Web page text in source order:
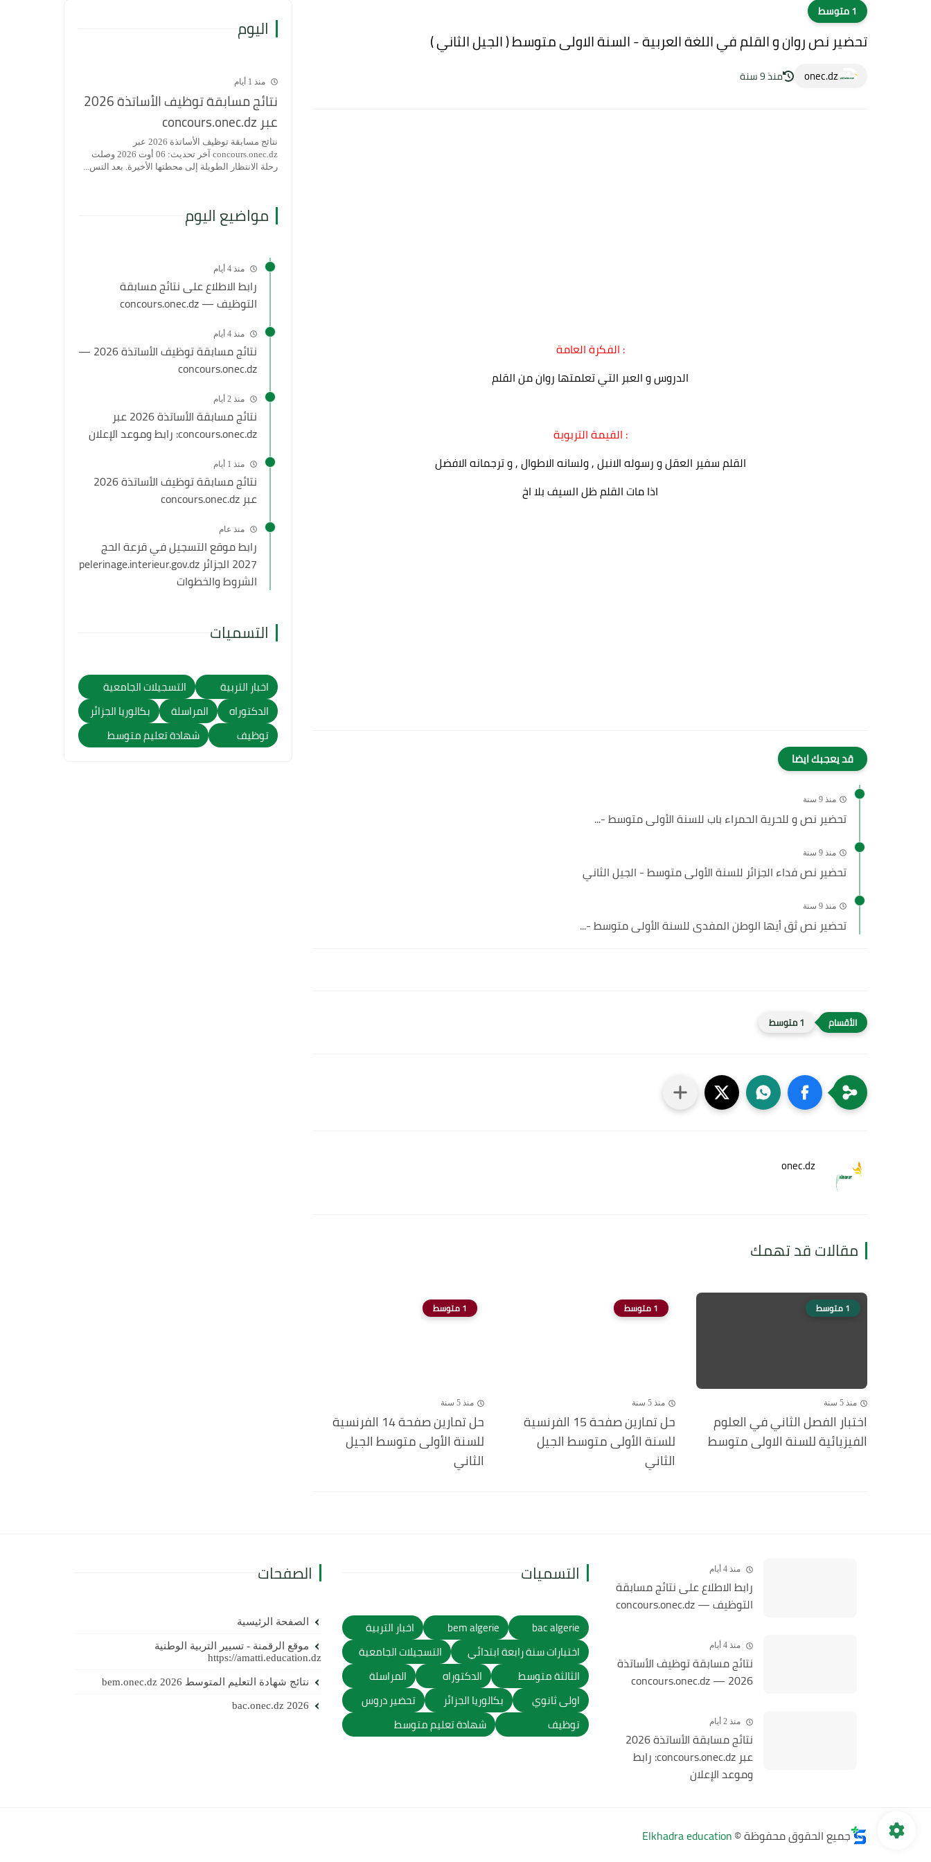
1 متوسط
تحضير نص روان و القلم في اللغة العربية - السنة الاولى متوسط ( الجيل الثاني )
onec.dz منذ 9 سنة
الفكرة العامة :
الدروس و العبر التي تعلمتها روان من القلم
القيمة التربوية :
القلم سفير العقل و رسوله الانبل , ولسانه الاطوال , و ترجمانه الافضل
اذا مات القلم ظل السيف بلا اخ
قد يعجبك ايضا
منذ 9 سنة
تحضير نص و للحرية الحمراء باب للسنة الأولى متوسط -...
منذ 9 سنة
تحضير نص فداء الجزائر للسنة الأولى متوسط - الجيل الثاني
منذ 9 سنة
تحضير نص ثق أيها الوطن المفدى للسنة الأولى متوسط -...
1 متوسط
onec.dz
مقالات قد تهمك
1 متوسط
منذ 5 سنة
اختبار الفصل الثاني في العلوم
الفيزيائية للسنة الاولى متوسط
1 متوسط
منذ 5 سنة
حل تمارين صفحة 15 الفرنسية
للسنة الأولى متوسط الجيل
الثاني
1 متوسط
منذ 5 سنة
حل تمارين صفحة 14 الفرنسية
للسنة الأولى متوسط الجيل
الثاني
اليوم
منذ 1 أيام
نتائج مسابقة توظيف الأساتذة 2026
عبر concours.onec.dz
نتائج مسابقة توظيف الأساتذة 2026 عبر
concours.onec.dz آخر تحديث: 06 أوت 2026 وصلت
رحلة الانتظار الطويلة إلى محطتها الأخيرة. بعد التس...
مواضيع اليوم
منذ 4 أيام
رابط الاطلاع على نتائج مسابقة
التوظيف — concours.onec.dz
منذ 4 أيام
نتائج مسابقة توظيف الأساتذة 2026 —
concours.onec.dz
منذ 2 أيام
نتائج مسابقة الأساتذة 2026 عبر
concours.onec.dz: رابط وموعد الإعلان
منذ 1 أيام
نتائج مسابقة توظيف الأساتذة 2026
عبر concours.onec.dz
منذ عام
رابط موقع التسجيل في قرعة الحج
2027 الجزائر pelerinage.interieur.gov.dz
الشروط والخطوات
التسميات
اخبار التربية
التسجيلات الجامعية
الدكتوراه
المراسلة
بكالوريا الجزائر
توظيف
شهادة تعليم متوسط
منذ 4 أيام
رابط الاطلاع على نتائج مسابقة
التوظيف — concours.onec.dz
منذ 4 أيام
نتائج مسابقة توظيف الأساتذة
2026 — concours.onec.dz
منذ 2 أيام
نتائج مسابقة الأساتذة 2026
عبر concours.onec.dz: رابط
وموعد الإعلان
التسميات
bac algerie
bem algerie
اخبار التربية
اختبارات سنة رابعة ابتدائي
التسجيلات الجامعية
الثالثة متوسط
الدكتوراه
المراسلة
اولى ثانوي
بكالوريا الجزائر
تحضير دروس
توظيف
شهادة تعليم متوسط
الصفحات
الصفحة الرئيسية
موقع الرقمنة - تسيير التربية الوطنية
https://amatti.education.dz
نتائج شهادة التعليم المتوسط 2026 bem.onec.dz
bac.onec.dz 2026
جميع الحقوق محفوظة ©Elkhadra education